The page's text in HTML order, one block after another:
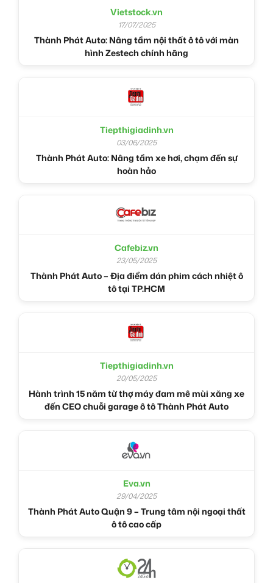
Vietstock.vn
17/07/2025
Thành Phát Auto: Nâng tầm nội thất ô tô với màn
hình Zestech chính hãng
Tiepthigiadinh.vn
03/06/2025
Thành Phát Auto: Nâng tầm xe hơi, chạm đến sự
hoàn hảo
Cafebiz.vn
23/05/2025
Thành Phát Auto – Địa điểm dán phim cách nhiệt ô
tô tại TP.HCM
Tiepthigiadinh.vn
20/05/2025
Hành trình 15 năm từ thợ máy đam mê mùi xăng xe
đến CEO chuỗi garage ô tô Thành Phát Auto
Eva.vn
29/04/2025
Thành Phát Auto Quận 9 – Trung tâm nội ngoại thất
ô tô cao cấp